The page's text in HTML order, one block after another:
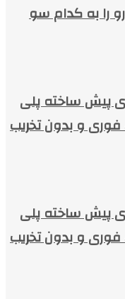
را به کدام سو
پیش ساخته پلی
فوری و بدون تخریب
پیش ساخته پلی
فوری و بدون تخریب